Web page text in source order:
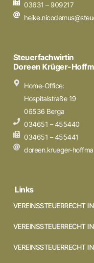
03631 – 909217
Steuerfachwirtin
Doreen Krüger-
Home-Office:
Hospitalstraße 19
06536 Berga
034651 – 455440
034651 – 455441
doreen.krueger-
Links
VEREINSSTEUERRECHT
VEREINSSTEUERRECHT
VEREINSSTEUERRECHT